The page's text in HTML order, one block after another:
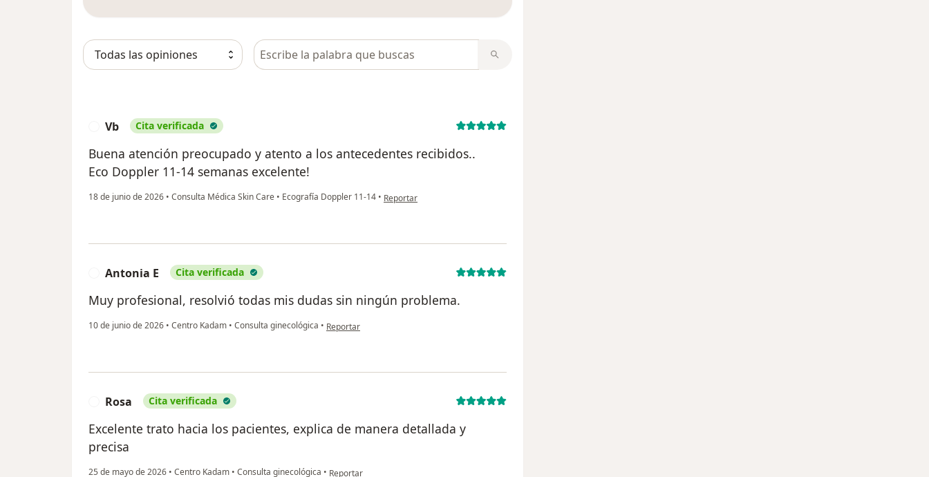
Busca en opiniones
Vb Cita verificada
Buena atención preocupado y atento a los antecedentes recibidos..
Eco Doppler 11-14 semanas excelente!
18 de junio de 2026 • Consulta Médica Skin Care • Ecografía Doppler 11-14 • en opinión del usuario Vb
Reportar
Antonia E Cita verificada
Muy profesional, resolvió todas mis dudas sin ningún problema.
10 de junio de 2026 • Centro Kadam • Consulta ginecológica • en opinión del usuario Antonia E
Reportar
Rosa Cita verificada
Excelente trato hacia los pacientes, explica de manera detallada y
precisa
25 de mayo de 2026 • Centro Kadam • Consulta ginecológica • en opinión del usuario Rosa
Reportar